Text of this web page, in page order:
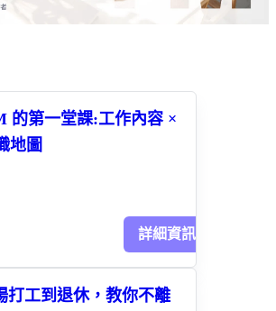
的第一堂課:工作內容 ×
地圖
詳細資訊
打工到退休，教你不離